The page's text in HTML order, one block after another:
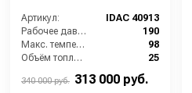
Артикул:
IDAC 40913
Рабочее давление (бар):
190
Макс. температура горячей воды (°C):
98
Объём топливного бака (л):
25
340 000 руб. 313 000 руб.